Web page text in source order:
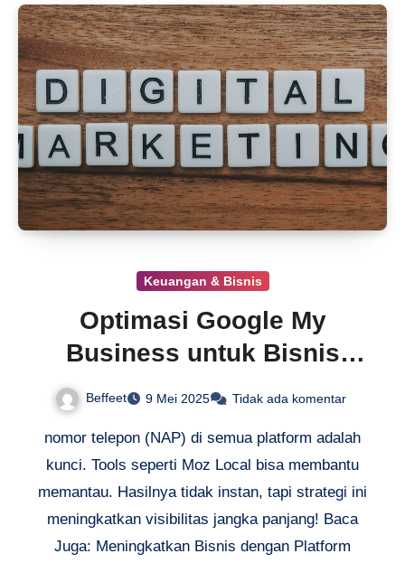
Keuangan & Bisnis
Optimasi Google My
Business untuk Bisnis
Lokal
Beffeet 9 Mei 2025 Tidak ada komentar
nomor telepon (NAP) di semua platform adalah
kunci. Tools seperti Moz Local bisa membantu
memantau. Hasilnya tidak instan, tapi strategi ini
meningkatkan visibilitas jangka panjang! Baca
Juga: Meningkatkan Bisnis dengan Platform